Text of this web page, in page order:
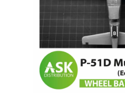
SKY RIDERS COFFEE
DÁRKOVÉ POUKAZY
PRODÁVANÉ ZNAČKY